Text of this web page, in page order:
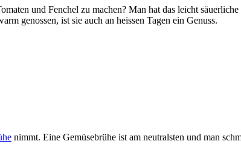
und Fenchel zu machen? Man hat das leicht
genossen, ist sie auch an heissen Tagen ein Genuss.
nimmt. Eine Gemüsebrühe ist am neutralsten und man